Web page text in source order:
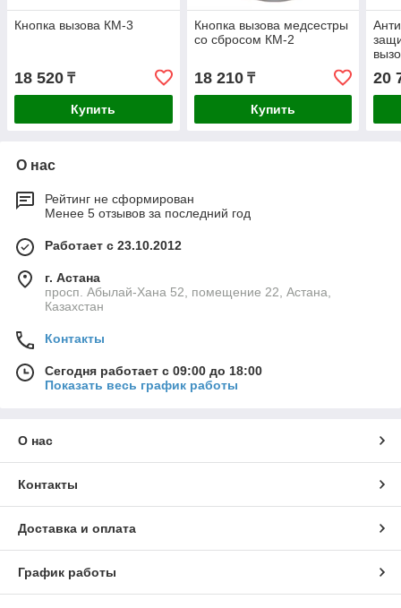
Кнопка вызова КМ-3
18 520 ₸
Купить
Кнопка вызова медсестры
со сбросом КМ-2
18 210₸
Купить
20
О нас
Рейтинг не сформирован
Менее 5 отзывов за последний год
Работает с 23.10.2012
г. Астана
просп. Абылай-Хана 52, помещение 22, Астана,
Казахстан
Контакты
Сегодня работает с 09:00 до 18:00
Показать весь график работы
О нас
Контакты
Доставка и оплата
График работы